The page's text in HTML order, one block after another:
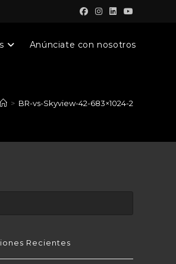
Anúnciate con nosotros
> BR-vs-Skyview-42-683×1024-2
Recientes